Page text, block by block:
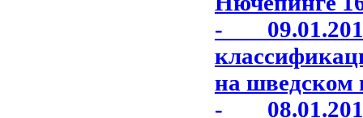
-
на шведском
-